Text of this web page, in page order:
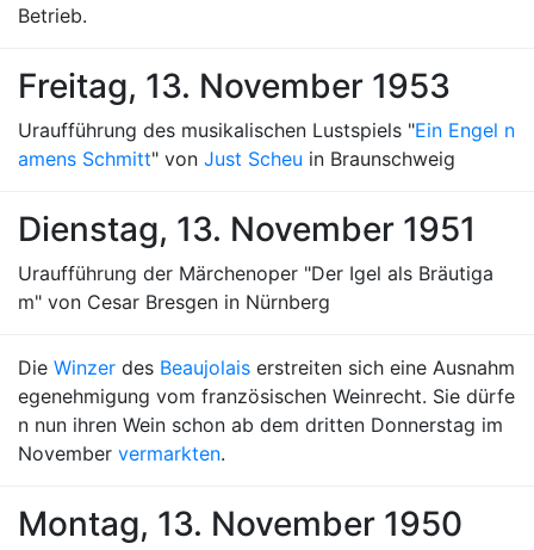
Betrieb.
Freitag, 13. November 1953
Uraufführung des musikalischen Lustspiels "Ein Engel n
amens Schmitt" von Just Scheu in Braunschweig
Dienstag, 13. November 1951
Uraufführung der Märchenoper "Der Igel als Bräutiga
m" von Cesar Bresgen in Nürnberg
Die Winzer des Beaujolais erstreiten sich eine Ausnahm
egenehmigung vom französischen Weinrecht. Sie dürfe
n nun ihren Wein schon ab dem dritten Donnerstag im
November vermarkten.
Montag, 13. November 1950